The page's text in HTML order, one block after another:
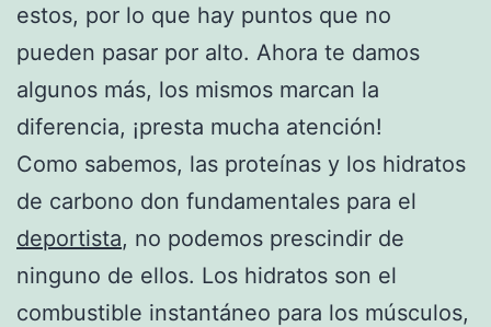
estos, por lo que hay puntos que no
pueden pasar por alto. Ahora te damos
algunos más, los mismos marcan la
diferencia, ¡presta mucha atención!
Como sabemos, las proteínas y los hidratos
de carbono don fundamentales para el
deportista, no podemos prescindir de
ninguno de ellos. Los hidratos son el
combustible instantáneo para los músculos,